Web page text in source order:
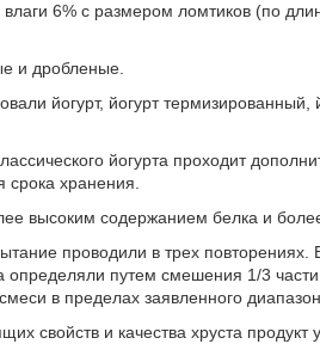
6% с размером ломтиков (по
и дробленые.
йогурт, йогурт
йогурта проходит
срока хранения.
высоким содержанием белка и
проводили в трех
определяли путем смешения 1/3
в пределах заявленного
свойств и качества хруста